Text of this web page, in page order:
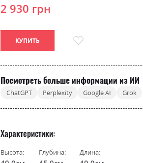
2 930 грн
КУПИТЬ
Посмотреть больше информации из ИИ
ChatGPT Perplexity Google AI Grok
Характеристики
Высота: Глубина: Длина: